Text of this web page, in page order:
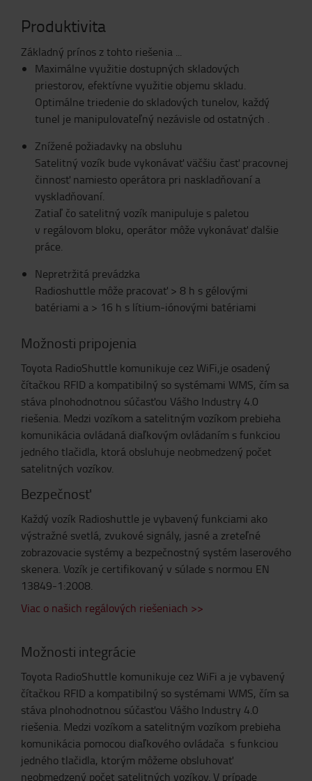
Produktivita
Základný prínos z tohto riešenia ...
Maximálne využitie dostupných skladových
priestorov, efektívne využitie objemu skladu.
Optimálne triedenie do skladových tunelov, každý
tunel je manipulovateľný nezávisle od ostatných .
Znížené požiadavky na obsluhu
Satelitný vozík bude vykonávať väčšiu časť pracovnej
činnosť namiesto operátora pri naskladňovaní a
vyskladňovaní.
Zatiaľ čo satelitný vozík manipuluje s paletou
v regálovom bloku, operátor môže vykonávať ďalšie
práce.
Nepretržitá prevádzka
Radioshuttle môže pracovať > 8 h s gélovými
batériami a > 16 h s lítium-iónovými batériami
Možnosti pripojenia
Toyota RadioShuttle komunikuje cez WiFi,je osadený
čítačkou RFID a kompatibilný so systémami WMS, čím sa
stáva plnohodnotnou súčasťou Vášho Industry 4.0
riešenia. Medzi vozíkom a satelitným vozíkom prebieha
komunikácia ovládaná diaľkovým ovládaním s funkciou
jedného tlačidla, ktorá obsluhuje neobmedzený počet
satelitných vozíkov.
Bezpečnosť
Každý vozík Radioshuttle je vybavený funkciami ako
výstražné svetlá, zvukové signály, jasné a zreteľné
zobrazovacie systémy a bezpečnostný systém laserového
skenera. Vozík je certifikovaný v súlade s normou EN
13849-1:2008.
Viac o našich regálových riešeniach >>
Možnosti integrácie
Toyota RadioShuttle komunikuje cez WiFi a je vybavený
čítačkou RFID a kompatibilný so systémami WMS, čím sa
stáva plnohodnotnou súčasťou Vášho Industry 4.0
riešenia. Medzi vozíkom a satelitným vozíkom prebieha
komunikácia pomocou diaľkového ovládača s funkciou
jedného tlačidla, ktorým môžeme obsluhovať
neobmedzený počet satelitných vozíkov. V prípade